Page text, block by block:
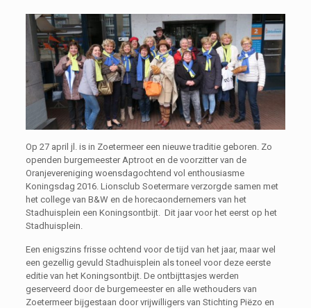
Op 27 april jl. is in Zoetermeer een nieuwe traditie geboren. Zo
openden burgemeester Aptroot en de voorzitter van de
Oranjevereniging woensdagochtend vol enthousiasme
Koningsdag 2016. Lionsclub Soetermare verzorgde samen met
het college van B&W en de horecaondernemers van het
Stadhuisplein een Koningsontbijt. Dit jaar voor het eerst op het
Stadhuisplein.
Een enigszins frisse ochtend voor de tijd van het jaar, maar wel
een gezellig gevuld Stadhuisplein als toneel voor deze eerste
editie van het Koningsontbijt. De ontbijttasjes werden
geserveerd door de burgemeester en alle wethouders van
Zoetermeer bijgestaan door vrijwilligers van Stichting Piëzo en